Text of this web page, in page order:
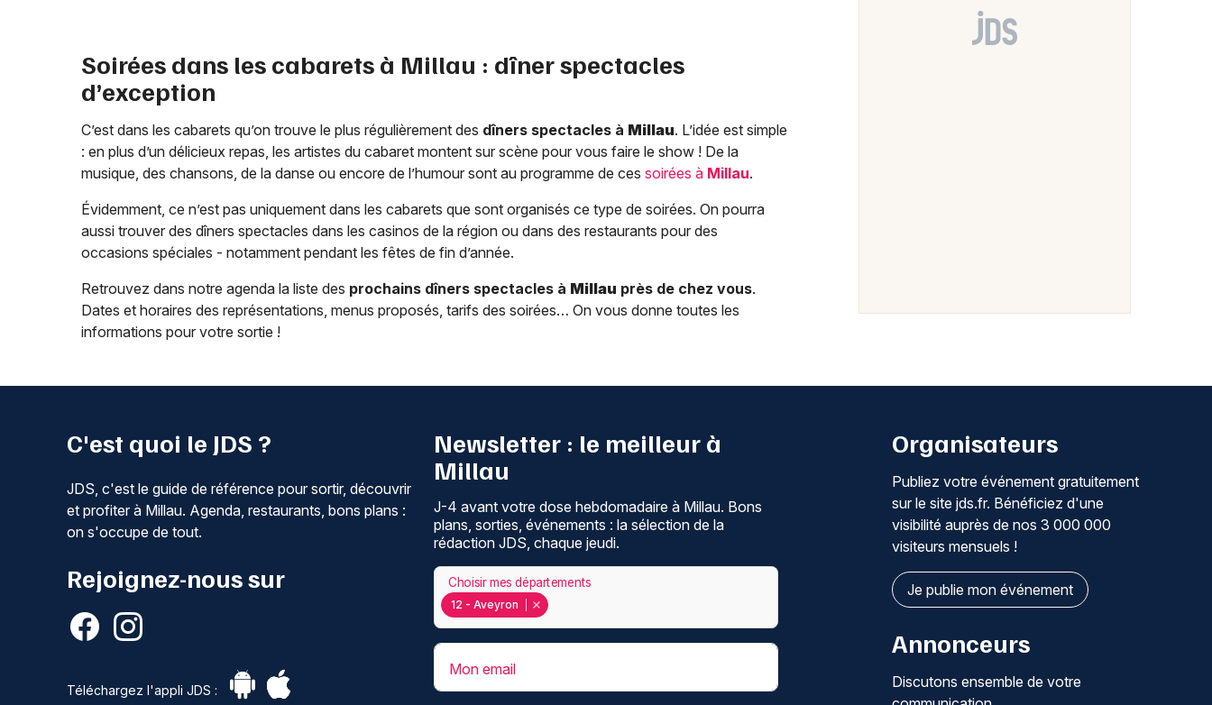
Soirées dans les cabarets à Millau : dîner spectacles
d’exception
C’est dans les cabarets qu’on trouve le plus régulièrement des dîners spectacles à Millau. L’idée est simple
: en plus d’un délicieux repas, les artistes du cabaret montent sur scène pour vous faire le show ! De la
musique, des chansons, de la danse ou encore de l’humour sont au programme de ces soirées à Millau.
Évidemment, ce n’est pas uniquement dans les cabarets que sont organisés ce type de soirées. On pourra
aussi trouver des dîners spectacles dans les casinos de la région ou dans des restaurants pour des
occasions spéciales - notamment pendant les fêtes de fin d’année.
Retrouvez dans notre agenda la liste des prochains dîners spectacles à Millau près de chez vous.
Dates et horaires des représentations, menus proposés, tarifs des soirées… On vous donne toutes les
informations pour votre sortie !
C'est quoi le JDS ?
JDS, c'est le guide de référence pour sortir, découvrir
et profiter à Millau. Agenda, restaurants, bons plans :
on s'occupe de tout.
Rejoignez-nous sur
Téléchargez l'appli JDS :
Newsletter : le meilleur à
Millau
J-4 avant votre dose hebdomadaire à Millau. Bons
plans, sorties, événements : la sélection de la
rédaction JDS, chaque jeudi.
12 - Aveyron
Choisir mes départements
Mon email
Organisateurs
Publiez votre événement gratuitement
sur le site jds.fr. Bénéficiez d'une
visibilité auprès de nos 3 000 000
visiteurs mensuels !
Je publie mon événement
Annonceurs
Discutons ensemble de votre